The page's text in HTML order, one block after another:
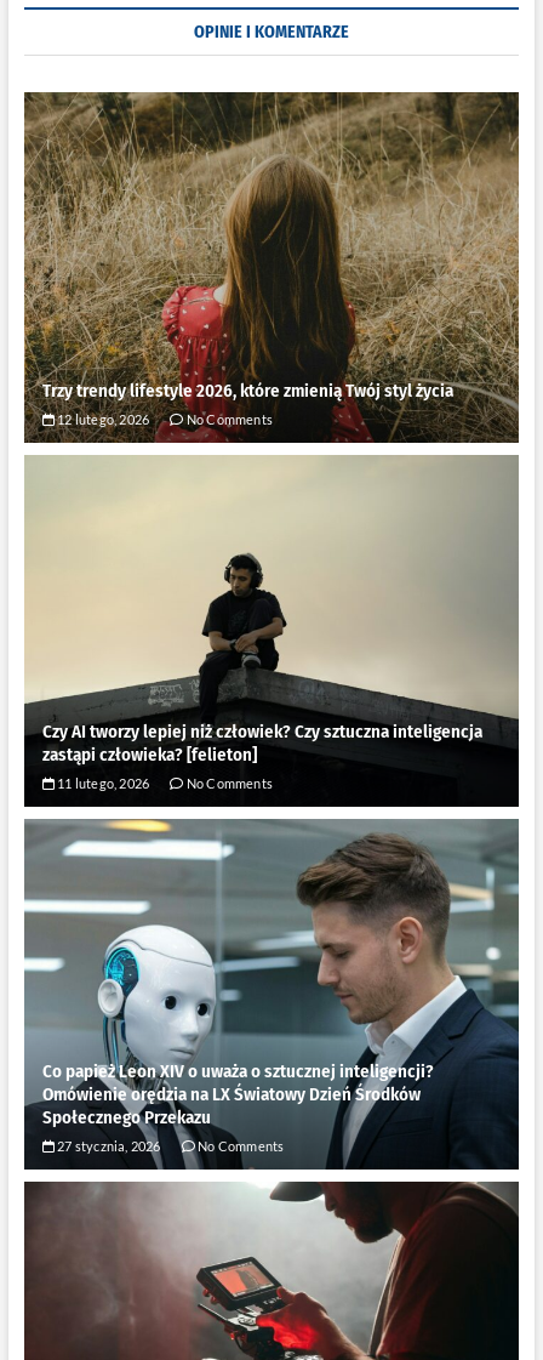
OPINIE I KOMENTARZE
Trzy trendy lifestyle 2026, które zmienią Twój styl życia
12 lutego, 2026 No Comments
Czy AI tworzy lepiej niż człowiek? Czy sztuczna inteligencja
zastąpi człowieka? [felieton]
11 lutego, 2026 No Comments
Co papież Leon XIV o uważa o sztucznej inteligencji?
Omówienie orędzia na LX Światowy Dzień Środków
Społecznego Przekazu
27 stycznia, 2026 No Comments